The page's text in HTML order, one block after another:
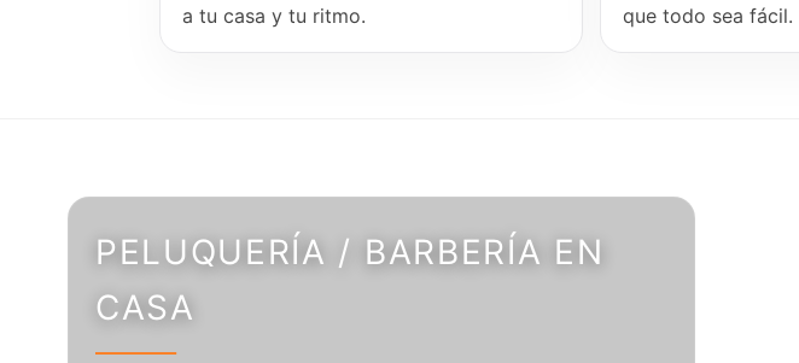
a tu casa y tu ritmo.
que todo sea fácil.
PELUQUERÍA / BARBERÍA EN
CASA